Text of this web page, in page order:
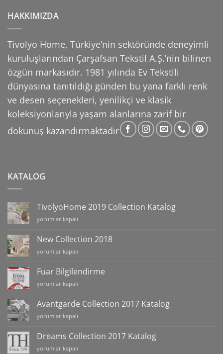
HAKKIMIZDA
Tivolyo Home, Türkiye’nin sektöründe deneyimli
kuruluşlarından Çarşafsan Tekstil A.Ş.’nin bilinen
özgün markasıdır. 1981 yılında Ev Tekstili
dünyasına tanıtıldığı günden bu yana farklı renk
ve desen seçenekleri, yenilikçi ve klasik
koleksiyonlarıyla yaşam alanlarına zarif bir
dokunuş kazandırmaktadır
KATALOG
TivolyoHome 2019 Collection Katalog
TivolyoHome
Collection
Katalog
için
yorumlar kapalı
New Collection 2018
New
2018
için
yorumlar kapalı
Fuar Bilgilendirme
Fuar
için
yorumlar kapalı
Avantgarde Collection 2017 Katalog
Avantgarde
2017
Katalog
için
yorumlar kapalı
Dreams Collection 2017 Katalog
Dreams
yorumlar kapalı